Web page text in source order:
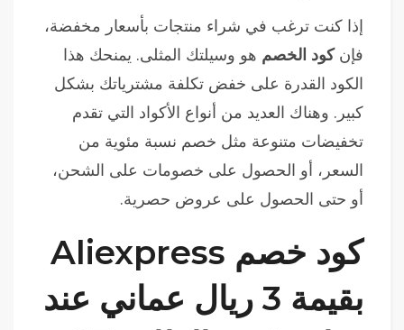
إذا كنت ترغب في شراء منتجات بأسعار مخفضة،
فإن كود الخصمهو وسيلتك المثلى. يمنحك هذا
الكود القدرة على خفض تكلفة مشترياتك بشكل
كبير. وهناك العديد من أنواع الأكواد التي تقدم
تخفيضات متنوعة مثل خصم نسبة مئوية من
السعر، أو الحصول على خصومات على الشحن،
أو حتى الحصول على عروض حصرية.
كود خصم Aliexpress
بقيمة 3 ريال عماني عند